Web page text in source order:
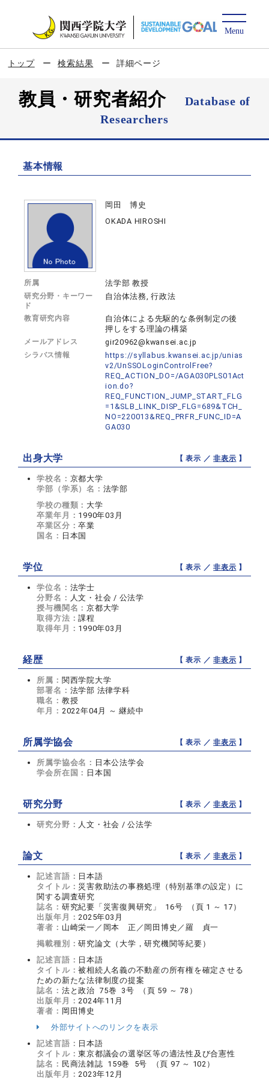
トップ 検索結果 詳細ページ
教員・研究者紹介
Database of
Researchers
基本情報
岡田 博史
OKADA HIROSHI
所属 法学部 教授
研究分野・キーワー
ド
自治体法務, 行政法
教育研究内容
自治体による先駆的な条例制定の後
押しをする理論の構築
メールアドレス gir20962@kwansei.ac.jp
シラバス情報
https://syllabus.kwansei.ac.jp/unias
v2/UnSSOLoginControlFree?
REQ_ACTION_DO=/AGA030PLS01Act
ion.do?
REQ_FUNCTION_JUMP_START_FLG
=1&SLB_LINK_DISP_FLG=689&TCH_
NO=220013&REQ_PRFR_FUNC_ID=A
GA030
出身大学 【 表示 ／非表示 】
学校名： 京都大学
学部（学系）名： 法学部
学校の種類： 大学
卒業年月： 1990年03月
卒業区分：卒業
国名： 日本国
学位 【 表示 ／非表示 】
学位名： 法学士
分野名： 人文・社会 / 公法学
授与機関名：京都大学
取得方法：課程
取得年月： 1990年03月
経歴 【 表示 ／非表示 】
所属： 関西学院大学
部署名： 法学部 法律学科
職名： 教授
年月： 2022年04月 ～ 継続中
所属学協会 【 表示 ／非表示 】
所属学協会名： 日本公法学会
学会所在国： 日本国
研究分野 【 表示 ／非表示 】
研究分野： 人文・社会 / 公法学
論文 【 表示 ／非表示 】
記述言語： 日本語
タイトル： 災害救助法の事務処理（特別基準の設定）に
関する調査研究
誌名： 研究紀要「災害復興研究」 16号 （頁 1 ～ 17）
出版年月：2025年03月
著者： 山崎栄一／岡本 正／岡田博史／羅 貞一
掲載種別：研究論文（大学，研究機関等紀要）
記述言語： 日本語
タイトル：被相続人名義の不動産の所有権を確定させる
ための新たな法律制度の提案
誌名： 法と政治 75巻 3号 （頁 59 ～ 78）
出版年月：2024年11月
著者： 岡田博史
外部サイトへのリンクを表示
記述言語： 日本語
タイトル：東京都議会の選挙区等の適法性及び合憲性
誌名： 民商法雑誌 159巻 5号 （頁 97 ～ 102）
出版年月：2023年12月